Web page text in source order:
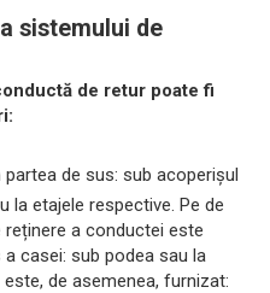
sistemului de
de retur poate fi
de sus: sub acoperișul
la etajele respective. Pe de
a conductei este
casei: sub podea sau la
de asemenea, furnizat: